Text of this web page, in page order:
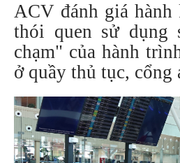
ACV đánh giá hành
thói quen sử dụng
chạm" của hành
ở quầy thủ tục,